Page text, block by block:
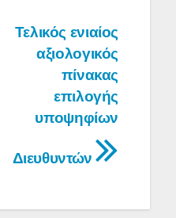
Τελικός ενιαίος
αξιολογικός
πίνακας
επιλογής
υποψηφίων
Διευθυντών